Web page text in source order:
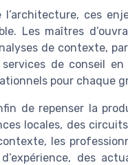
ces
Les maîtres
de contexte,
de conseil
pour chaque
de repenser la
locales, des
les
des